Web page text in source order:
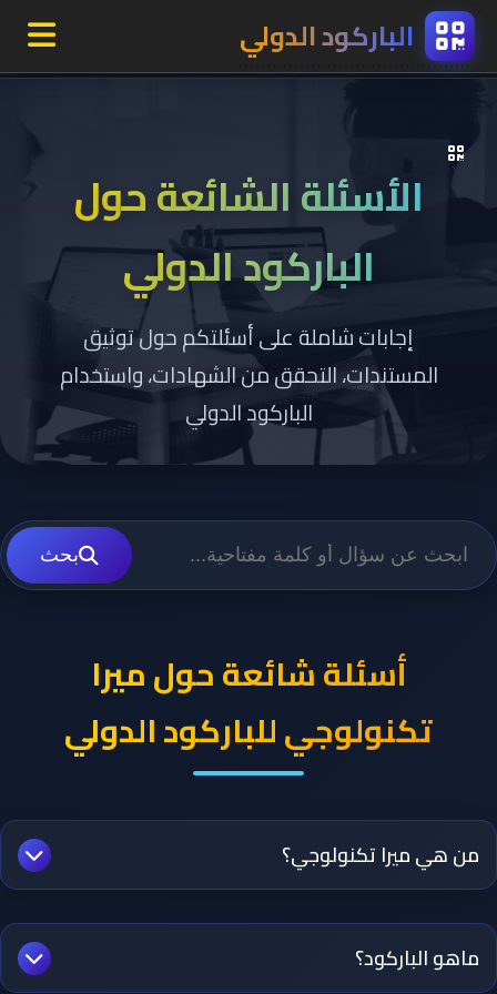
الباركودالدولي
حولنا
معلومات الباركود
اتصل بنا
ابدأ الآن
الأسئلة الشائعة حول
الباركود الدولي
إجابات شاملة على أسئلتكم حول توثيق
المستندات، التحقق من الشهادات، واستخدام
الباركود الدولي
بحث
أسئلة شائعة حول ميرا
تكنولوجي للباركود الدولي
من هي ميرا تكنولوجي؟
الدولية للباركود الدولي في اليمن. نقدم حلولًا متكاملة لتسجيل
وتوثيق المنتجات باستخدام الباركود الدولي بما يضمن حماية
ماهو الباركود؟